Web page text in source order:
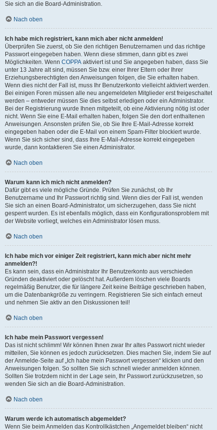
Sie sich an die Board-Administration.
Nach oben
Ich habe mich registriert, kann mich aber nicht anmelden!
Überprüfen Sie zuerst, ob Sie den richtigen Benutzernamen und das richtige
Passwort eingegeben haben. Wenn diese stimmen, dann gibt es zwei
Möglichkeiten. Wenn COPPA aktiviert ist und Sie angegeben haben, dass Sie
unter 13 Jahre alt sind, müssen Sie bzw. einer Ihrer Eltern oder Ihrer
Erziehungsberechtigten den Anweisungen folgen, die Sie erhalten haben.
Wenn dies nicht der Fall ist, muss Ihr Benutzerkonto vielleicht aktiviert werden.
Bei einigen Foren müssen alle neu angemeldeten Mitglieder erst freigeschaltet
werden – entweder müssen Sie dies selbst erledigen oder ein Administrator.
Bei der Registrierung wurde Ihnen mitgeteilt, ob eine Aktivierung nötig ist oder
nicht. Wenn Sie eine E-Mail erhalten haben, folgen Sie den dort enthaltenen
Anweisungen. Ansonsten prüfen Sie, ob Sie Ihre E-Mail-Adresse korrekt
eingegeben haben oder die E-Mail von einem Spam-Filter blockiert wurde.
Wenn Sie sich sicher sind, dass Ihre E-Mail-Adresse korrekt eingegeben
wurde, dann kontaktieren Sie einen Administrator.
Nach oben
Warum kann ich mich nicht anmelden?
Dafür gibt es viele mögliche Gründe. Prüfen Sie zunächst, ob Ihr
Benutzername und Ihr Passwort richtig sind. Wenn dies der Fall ist, wenden
Sie sich an einen Board-Administrator, um sicherzugehen, dass Sie nicht
gesperrt wurden. Es ist ebenfalls möglich, dass ein Konfigurationsproblem mit
der Website vorliegt, welches ein Administrator lösen muss.
Nach oben
Ich habe mich vor einiger Zeit registriert, kann mich aber nicht mehr
anmelden?!
Es kann sein, dass ein Administrator Ihr Benutzerkonto aus verschieden
Gründen deaktiviert oder gelöscht hat. Außerdem löschen viele Boards
regelmäßig Benutzer, die für längere Zeit keine Beiträge geschrieben haben,
um die Datenbankgröße zu verringern. Registrieren Sie sich einfach erneut
und nehmen Sie aktiv an den Diskussionen teil!
Nach oben
Ich habe mein Passwort vergessen!
Das ist nicht schlimm! Wir können Ihnen zwar Ihr altes Passwort nicht wieder
mitteilen, Sie können es jedoch zurücksetzen. Dies machen Sie, indem Sie auf
der Anmelde-Seite auf „Ich habe mein Passwort vergessen“ klicken und den
Anweisungen folgen. So sollten Sie sich schnell wieder anmelden können.
Sollten Sie trotzdem nicht in der Lage sein, Ihr Passwort zurückzusetzen, so
wenden Sie sich an die Board-Administration.
Nach oben
Warum werde ich automatisch abgemeldet?
Wenn Sie beim Anmelden das Kontrollkästchen „Angemeldet bleiben“ nicht